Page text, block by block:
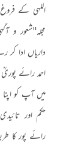
اللہی کے فروغ
مجلہ"شعور و
داریاں ادا
احمد رائے
میں آپ کو
حکم اور
رائے پور کا